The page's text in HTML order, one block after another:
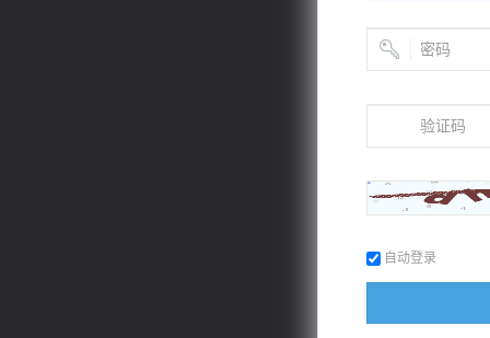
自动登录